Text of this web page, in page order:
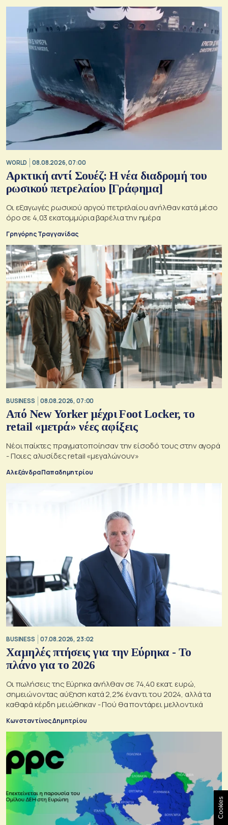
WORLD 08.08.2026, 07:00
Αρκτική αντί Σουέζ: Η νέα διαδρομή του
ρωσικού πετρελαίου [Γράφημα]
Οι εξαγωγές ρωσικού αργού πετρελαίου ανήλθαν κατά μέσο
όρο σε 4,03 εκατομμύρια βαρέλια την ημέρα
Γρηγόρης Τραγγανίδας
BUSINESS 08.08.2026, 07:00
Από New Yorker μέχρι Foot Locker, το
retail «μετρά» νέες αφίξεις
Νέοι παίκτες πραγματοποίησαν την είσοδό τους στην αγορά
- Ποιες αλυσίδες retail «μεγαλώνουν»
Αλεξάνδρα Παπαδημητρίου
BUSINESS 07.08.2026, 23:02
Χαμηλές πτήσεις για την Εύρηκα - Το
πλάνο για το 2026
Οι πωλήσεις της Εύρηκα ανήλθαν σε 74,40 εκατ. ευρώ,
σημειώνοντας αύξηση κατά 2,2% έναντι του 2024, αλλά τα
καθαρά κέρδη μειώθηκαν - Πού θα ποντάρει μελλοντικά
Κωνσταντίνος Δημητρίου
Cookies